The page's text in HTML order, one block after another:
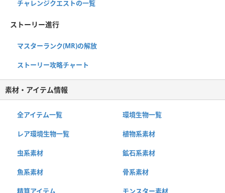
チャレンジクエストの一覧
ストーリー進行
マスターランク(MR)の解放
ストーリー攻略チャート
素材・アイテム情報
全アイテム一覧 環境生物一覧
レア環境生物一覧 植物系素材
虫系素材 鉱石系素材
魚系素材 骨系素材
精算アイテム モンスター素材